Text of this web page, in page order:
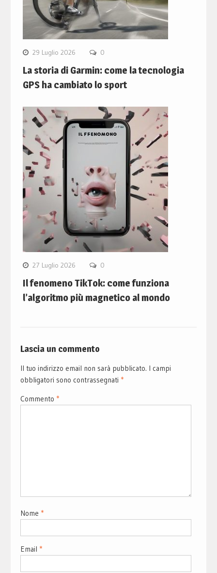
29 Luglio 2026 0
La storia di Garmin: come la tecnologia
GPS ha cambiato lo sport
27 Luglio 2026 0
Il fenomeno TikTok: come funziona
l’algoritmo più magnetico al mondo
Lascia un commento
Il tuo indirizzo email non sarà pubblicato. I campi
obbligatori sono contrassegnati *
Commento *
Nome *
Email *